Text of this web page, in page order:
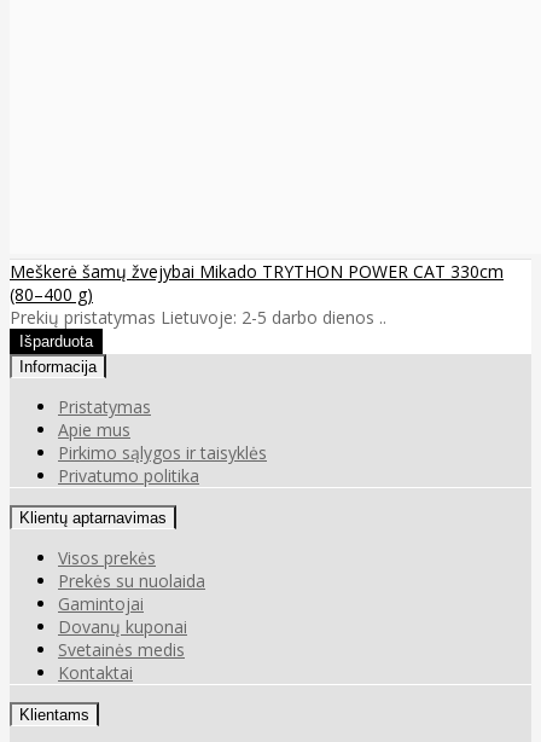
Meškerė šamų žvejybai Mikado TRYTHON POWER CAT 330cm
(80–400 g)
Prekių pristatymas Lietuvoje: 2-5 darbo dienos ..
Informacija
Pristatymas
Apie mus
Pirkimo sąlygos ir taisyklės
Privatumo politika
Klientų aptarnavimas
Visos prekės
Prekės su nuolaida
Gamintojai
Dovanų kuponai
Svetainės medis
Kontaktai
Klientams